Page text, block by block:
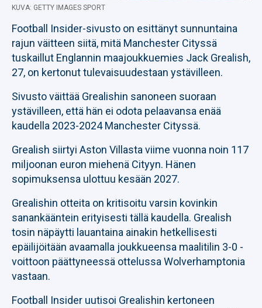
KUVA: GETTY IMAGES SPORT
Football Insider-sivusto on esittänyt sunnuntaina
rajun väitteen siitä, mitä Manchester Cityssä
tuskaillut Englannin maajoukkuemies Jack Grealish,
27, on kertonut tulevaisuudestaan ystävilleen.
Sivusto väittää Grealishin sanoneen suoraan
ystävilleen, että hän ei odota pelaavansa enää
kaudella 2023-2024 Manchester Cityssä.
Grealish siirtyi Aston Villasta viime vuonna noin 117
miljoonan euron miehenä Cityyn. Hänen
sopimuksensa ulottuu kesään 2027.
Grealishin otteita on kritisoitu varsin kovinkin
sanankääntein erityisesti tällä kaudella. Grealish
tosin näpäytti lauantaina ainakin hetkellisesti
epäilijöitään avaamalla joukkueensa maalitilin 3-0 -
voittoon päättyneessä ottelussa Wolverhamptonia
vastaan.
Football Insider uutisoi Grealishin kertoneen